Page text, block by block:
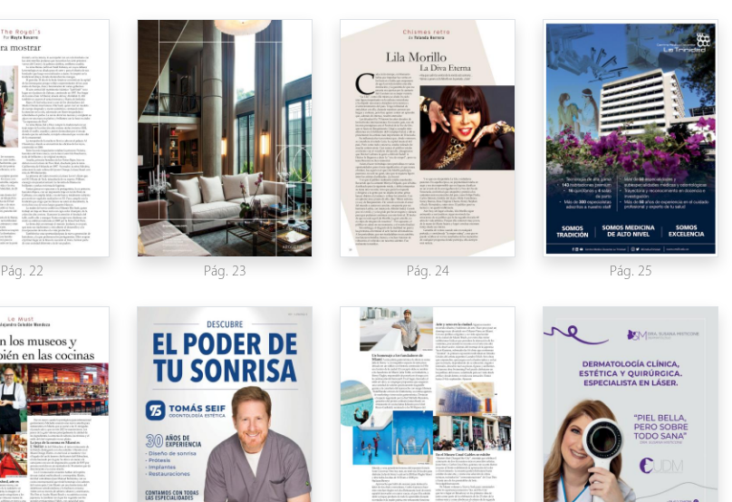
Pág. 22 Pág. 23 Pág. 24 Pág. 25